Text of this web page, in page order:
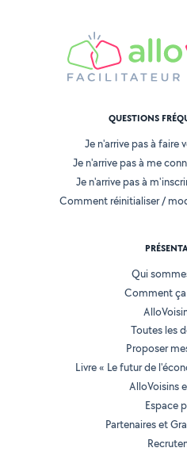
QUESTIONS
Je n'arrive pas à faire
Je n'arrive pas à me
Je n'arrive pas à
Comment réinitialiser /
Qui
Comment
Toutes les
Proposer
Livre « Le futur de
AlloVoisins
Espace
Partenaires et